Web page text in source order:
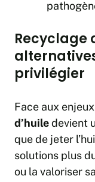
Recyclage
privilégier
Face aux
d’huiledevient
que de jeter
solutions plus
ou la valoriser